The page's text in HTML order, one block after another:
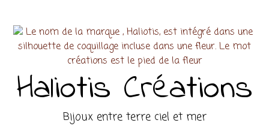
Haliotis Créations
Bijoux entre terre ciel et mer